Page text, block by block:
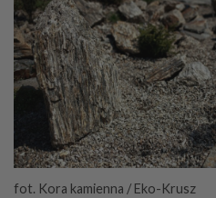
fot. Kora kamienna / Eko-Krusz